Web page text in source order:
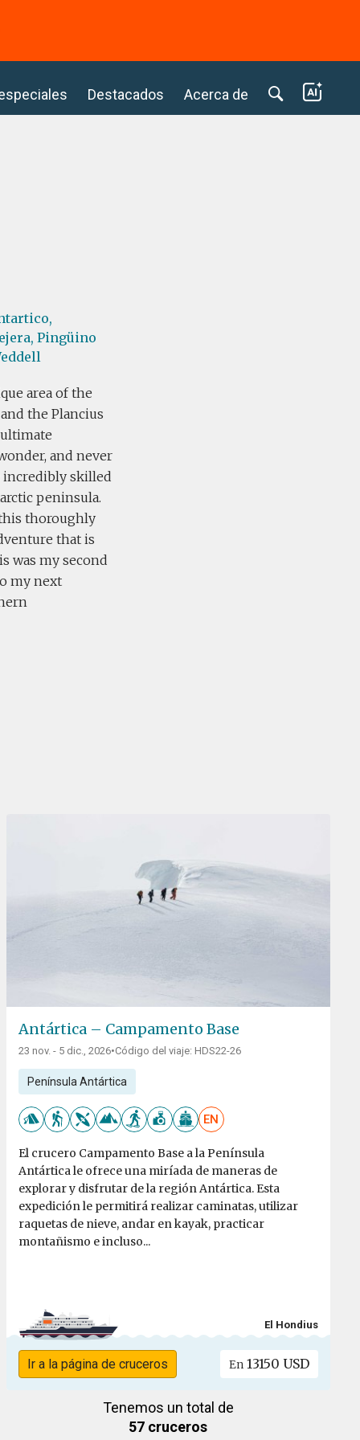
Destacados Acerca de
Pingüino
area of the
the Plancius
and never
incredibly skilled
peninsula.
thoroughly
that is
was my second
my next
Antártica – Campamento Base
23 nov. - 5 dic., 2026•Código del viaje: HDS22-26
Península Antártica
EN
El crucero Campamento Base a la Península
Antártica le ofrece una miríada de maneras de
explorar y disfrutar de la región Antártica. Esta
expedición le permitirá realizar caminatas, utilizar
raquetas de nieve, andar en kayak, practicar
montañismo e incluso...
El Hondius
Ir a la página de cruceros En 13150 USD
Tenemos un total de
57 cruceros